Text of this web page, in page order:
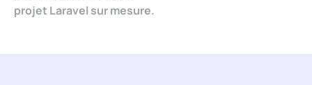
projet Laravel sur mesure.